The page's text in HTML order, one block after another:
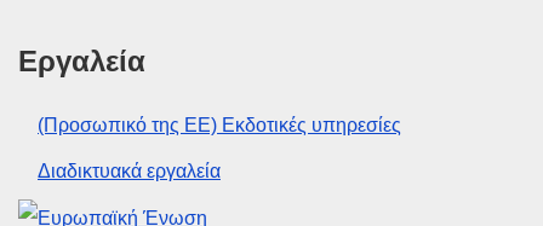
Εργαλεία
(Προσωπικό της ΕΕ) Εκδοτικές υπηρεσίες
Διαδικτυακά εργαλεία
Ευρωπαϊκή Ένωση